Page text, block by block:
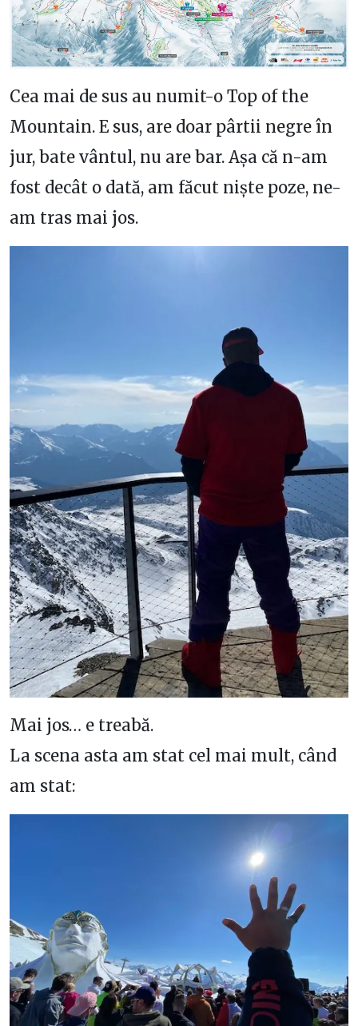
Cea mai de sus au numit-o Top of the
Mountain. E sus, are doar pârtii negre în
jur, bate vântul, nu are bar. Așa că n-am
fost decât o dată, am făcut niște poze, ne-
am tras mai jos.
Mai jos… e treabă.
La scena asta am stat cel mai mult, când
am stat: